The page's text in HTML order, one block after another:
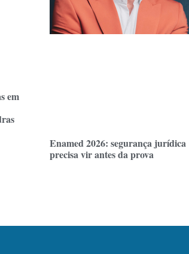
em
Enamed 2026: segurança jurídica
precisa vir antes da prova